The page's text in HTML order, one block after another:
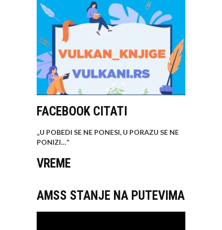
FACEBOOK CITATI
„U POBEDI SE NE PONESI, U PORAZU SE NE
PONIZI…“
VREME
AMSS STANJE NA PUTEVIMA